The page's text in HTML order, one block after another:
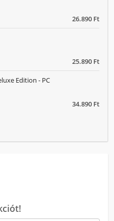
26.890 Ft
25.890 Ft
34.890 Ft
Edition - PC